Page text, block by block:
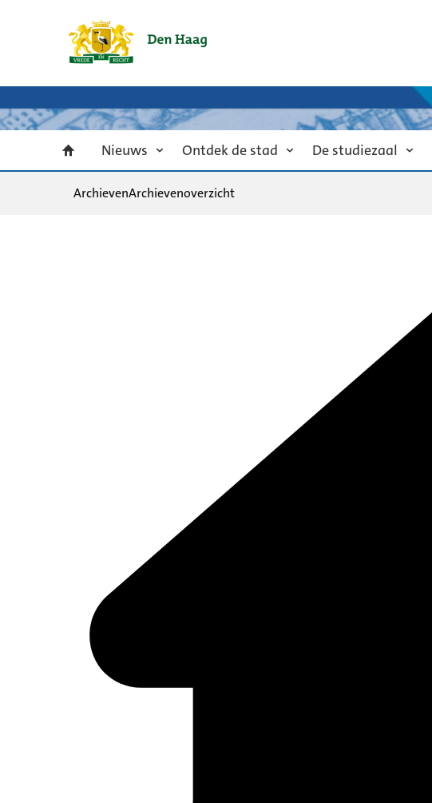
Nieuws Ontdek de stad De studiezaal
ArchievenArchievenoverzicht